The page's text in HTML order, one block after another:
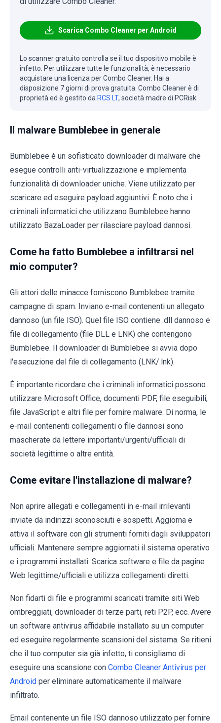
Scarica Combo Cleaner per Android
Lo scanner gratuito controlla se il tuo dispositivo mobile è
infetto. Per utilizzare tutte le funzionalità, è necessario
acquistare una licenza per Combo Cleaner. Hai a
disposizione 7 giorni di prova gratuita. Combo Cleaner è di
proprietà ed è gestito da RCS LT, società madre di PCRisk.
Il malware Bumblebee in generale
Bumblebee è un sofisticato downloader di malware che
esegue controlli anti-virtualizzazione e implementa
funzionalità di downloader uniche. Viene utilizzato per
scaricare ed eseguire payload aggiuntivi. È noto che i
criminali informatici che utilizzano Bumblebee hanno
utilizzato BazaLoader per rilasciare payload dannosi.
Come ha fatto Bumblebee a infiltrarsi nel
mio computer?
Gli attori delle minacce forniscono Bumblebee tramite
campagne di spam. Inviano e-mail contenenti un allegato
dannoso (un file ISO). Quel file ISO contiene .dll dannoso e
file di collegamento (file DLL e LNK) che contengono
Bumblebee. Il downloader di Bumblebee si avvia dopo
l'esecuzione del file di collegamento (LNK/.lnk).
È importante ricordare che i criminali informatici possono
utilizzare Microsoft Office, documenti PDF, file eseguibili,
file JavaScript e altri file per fornire malware. Di norma, le
e-mail contenenti collegamenti o file dannosi sono
mascherate da lettere importanti/urgenti/ufficiali di
società legittime o altre entità.
Come evitare l'installazione di malware?
Non aprire allegati e collegamenti in e-mail irrilevanti
inviate da indirizzi sconosciuti e sospetti. Aggiorna e
attiva il software con gli strumenti forniti dagli sviluppatori
ufficiali. Mantenere sempre aggiornati il sistema operativo
e i programmi installati. Scarica software e file da pagine
Web legittime/ufficiali e utilizza collegamenti diretti.
Non fidarti di file e programmi scaricati tramite siti Web
ombreggiati, downloader di terze parti, reti P2P, ecc. Avere
un software antivirus affidabile installato su un computer
ed eseguire regolarmente scansioni del sistema. Se ritieni
che il tuo computer sia già infetto, ti consigliamo di
eseguire una scansione con Combo Cleaner Antivirus per
Android per eliminare automaticamente il malware
infiltrato.
Email contenente un file ISO dannoso utilizzato per fornire